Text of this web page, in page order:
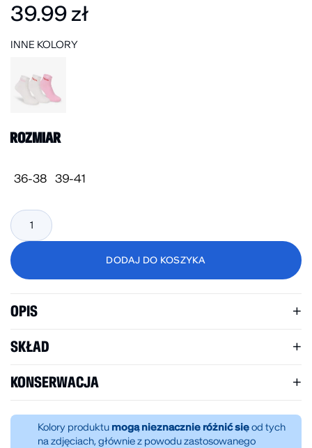
39.99zł
INNE KOLORY
ROZMIAR
36-38 39-41
ilość
Skarpety
krótkie
3-
pak
DODAJ DO KOSZYKA
OPIS
Codzienny komfort zaczyna się od dobrych podstaw.
Skarpety krótkie 3-pak zielone to wygodny zestaw,
kostki dobrze komponuje się ze sneakersami i
“KUBOTA” podkreśla prosty, ponadczasowy charakter
modelu.
SKŁAD
65% bawełna, 28% poliester, 5% elastan, 2% poliamid.
KONSERWACJA
Pranie w 30 st. z podobnymi kolorami.
Kolory produktu mogą nieznacznie różnić sięod tych
na zdjęciach, głównie z powodu zastosowanego